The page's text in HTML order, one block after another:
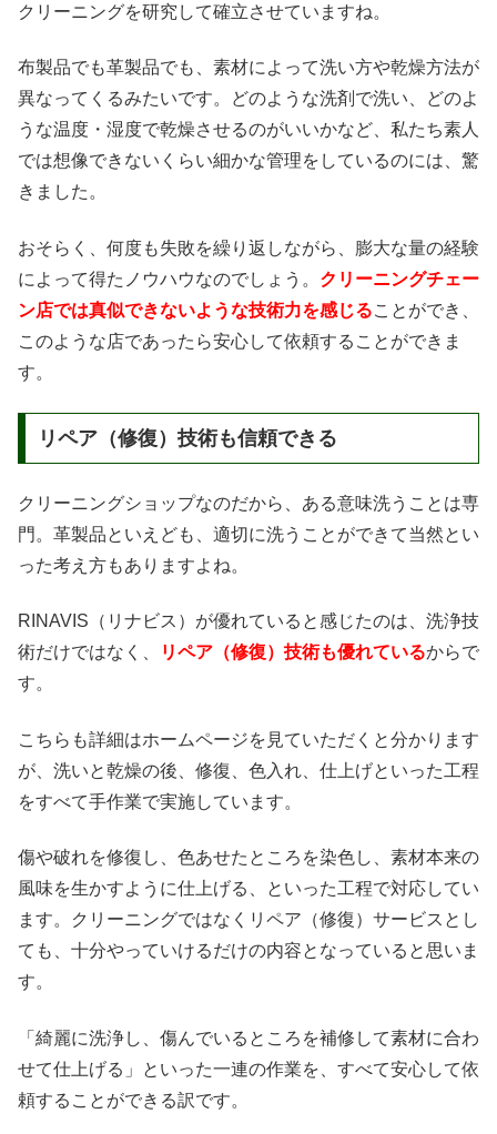
クリーニングを研究して確立させていますね。
布製品でも革製品でも、素材によって洗い方や乾燥方法が
異なってくるみたいです。どのような洗剤で洗い、どのよ
うな温度・湿度で乾燥させるのがいいかなど、私たち素人
では想像できないくらい細かな管理をしているのには、驚
きました。
おそらく、何度も失敗を繰り返しながら、膨大な量の経験
によって得たノウハウなのでしょう。 クリーニングチェー
ン店では真似できないような技術力を感じることができ、
このような店であったら安心して依頼することができま
す。
リペア（修復）技術も信頼できる
クリーニングショップなのだから、ある意味洗うことは専
門。革製品といえども、適切に洗うことができて当然とい
った考え方もありますよね。
RINAVIS（リナビス）が優れていると感じたのは、洗浄技
術だけではなく、
リペア（修復）技術も優れているからで
す。
こちらも詳細はホームページを見ていただくと分かります
が、洗いと乾燥の後、修復、色入れ、仕上げといった工程
をすべて手作業で実施しています。
傷や破れを修復し、色あせたところを染色し、素材本来の
風味を生かすように仕上げる、といった工程で対応してい
ます。クリーニングではなくリペア（修復）サービスとし
ても、十分やっていけるだけの内容となっていると思いま
す。
「綺麗に洗浄し、傷んでいるところを補修して素材に合わ
せて仕上げる」といった一連の作業を、すべて安心して依
頼することができる訳です。